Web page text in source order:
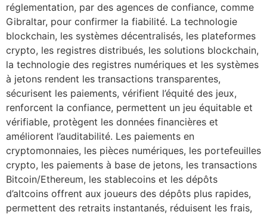
réglementation, par des agences de confiance, comme
Gibraltar, pour confirmer la fiabilité. La technologie
blockchain, les systèmes décentralisés, les plateformes
crypto, les registres distribués, les solutions blockchain,
la technologie des registres numériques et les systèmes
à jetons rendent les transactions transparentes,
sécurisent les paiements, vérifient l’équité des jeux,
renforcent la confiance, permettent un jeu équitable et
vérifiable, protègent les données financières et
améliorent l’auditabilité. Les paiements en
cryptomonnaies, les pièces numériques, les portefeuilles
crypto, les paiements à base de jetons, les transactions
Bitcoin/Ethereum, les stablecoins et les dépôts
d’altcoins offrent aux joueurs des dépôts plus rapides,
permettent des retraits instantanés, réduisent les frais,